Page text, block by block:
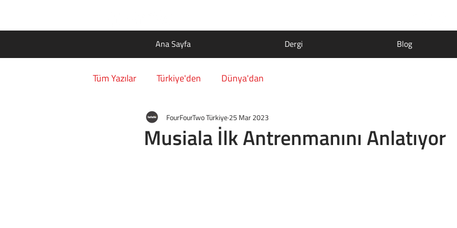
Tüm Yazılar Türkiye'den Dünya'dan
Musiala İlk Antrenmanını Anlatıyor
FourFourTwo Türkiye25 Mar 2023
Ana Sayfa Dergi Blog